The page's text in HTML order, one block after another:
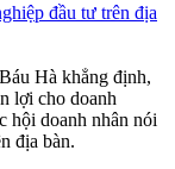
đầu tư trên địa
Hà khẳng định,
lợi cho doanh
hội doanh nhân nói
địa bàn.